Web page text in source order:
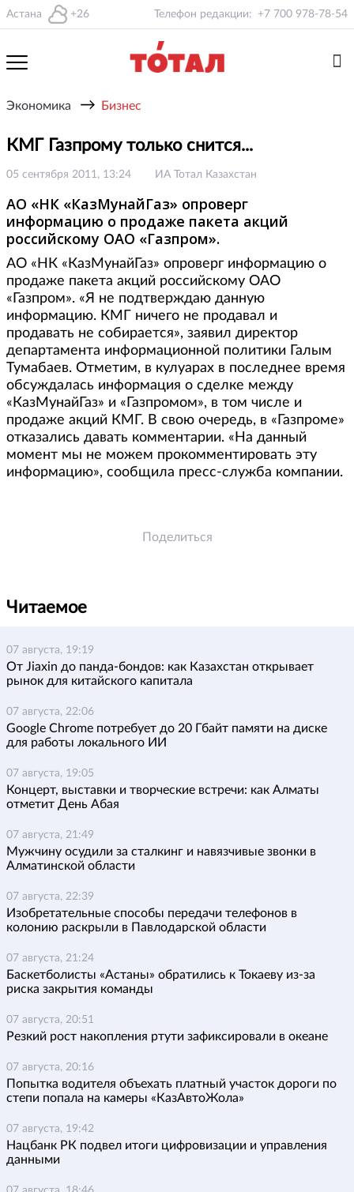
Астана +26 Телефон редакции: +7 700 978-78-54
Экономика → Бизнес
КМГ Газпрому только снится...
05 сентября 2011, 13:24 ИА Тотал Казахстан
АО «НК «КазМунайГаз» опроверг
информацию о продаже пакета акций
российскому ОАО «Газпром».
АО «НК «КазМунайГаз» опроверг информацию о
продаже пакета акций российскому ОАО
«Газпром». «Я не подтверждаю данную
информацию. КМГ ничего не продавал и
продавать не собирается», заявил директор
департамента информационной политики Галым
Тумабаев. Отметим, в кулуарах в последнее время
обсуждалась информация о сделке между
«КазМунайГаз» и «Газпромом», в том числе и
продаже акций КМГ. В свою очередь, в «Газпроме»
отказались давать комментарии. «На данный
момент мы не можем прокомментировать эту
информацию», сообщила пресс-служба компании.
Поделиться
Читаемое
07 августа, 19:19
От Jiaxin до панда-бондов: как Казахстан открывает
рынок для китайского капитала
07 августа, 22:06
Google Chrome потребует до 20 Гбайт памяти на диске
для работы локального ИИ
07 августа, 19:05
Концерт, выставки и творческие встречи: как Алматы
отметит День Абая
07 августа, 21:49
Мужчину осудили за сталкинг и навязчивые звонки в
Алматинской области
07 августа, 22:39
Изобретательные способы передачи телефонов в
колонию раскрыли в Павлодарской области
07 августа, 21:24
Баскетболисты «Астаны» обратились к Токаеву из-за
риска закрытия команды
07 августа, 20:51
Резкий рост накопления ртути зафиксировали в океане
07 августа, 20:16
Попытка водителя объехать платный участок дороги по
степи попала на камеры «КазАвтоЖола»
07 августа, 19:42
Нацбанк РК подвел итоги цифровизации и управления
данными